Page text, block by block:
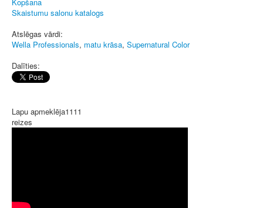
Skaistumu salonu katalogs
Atslēgas vārdi:
Wella Professionals, matu krāsa, Supernatural Color
Dalīties:
Lapu apmeklēja1111
reizes